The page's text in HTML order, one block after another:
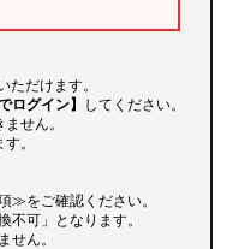
だけます。
ログイン】 してください。
せん。
。
≫をご確認ください。
不可」となります。
せん。